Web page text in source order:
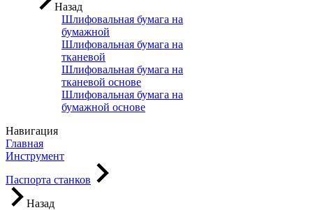
Назад
Шлифовальная бумага на
бумажной
Шлифовальная бумага на
тканевой
Шлифовальная бумага на
тканевой основе
Шлифовальная бумага на
бумажной основе
Навигация
Главная
Инструмент
Паспорта станков
Назад